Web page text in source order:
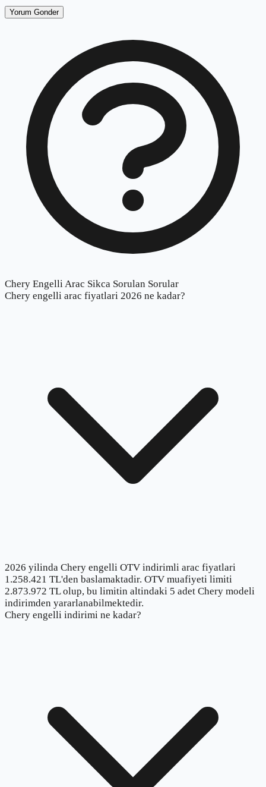
Yorum Gonder
Chery Engelli Arac Sikca Sorulan Sorular
Chery engelli arac fiyatlari 2026 ne kadar?
2026 yilinda Chery engelli OTV indirimli arac fiyatlari
1.258.421 TL'den baslamaktadir. OTV muafiyeti limiti
2.873.972 TL olup, bu limitin altindaki 5 adet Chery modeli
indirimden yararlanabilmektedir.
Chery engelli indirimi ne kadar?